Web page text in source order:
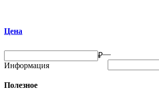
Цена
₽—
Информация
Полезное